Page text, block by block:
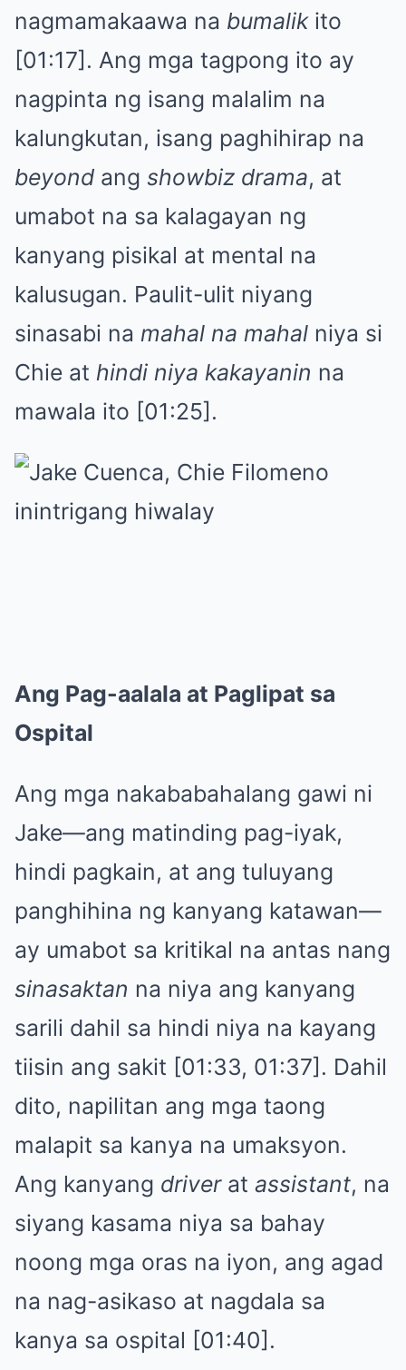
nagmamakaawa na bumalikito
[01:17]. Ang mga tagpong ito ay
nagpinta ng isang malalim na
kalungkutan, isang paghihirap na
beyond ang showbiz drama, at
umabot na sa kalagayan ng
kanyang pisikal at mental na
kalusugan. Paulit-ulit niyang
sinasabi na mahal na mahal niya si
Chie at hindi niya kakayanin na
mawala ito [01:25].
Ang Pag-aalala at Paglipat sa
Ospital
Ang mga nakababahalang gawi ni
Jake—ang matinding pag-iyak,
hindi pagkain, at ang tuluyang
panghihina ng kanyang katawan—
ay umabot sa kritikal na antas nang
sinasaktan na niya ang kanyang
sarili dahil sa hindi niya na kayang
tiisin ang sakit [01:33, 01:37]. Dahil
dito, napilitan ang mga taong
malapit sa kanya na umaksyon.
Ang kanyang driverat assistant, na
siyang kasama niya sa bahay
noong mga oras na iyon, ang agad
na nag-asikaso at nagdala sa
kanya sa ospital [01:40].